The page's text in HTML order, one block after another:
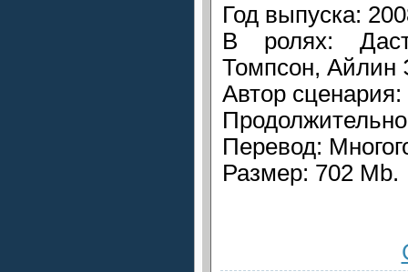
Год выпуска:
В ролях:
Томпсон, Айлин
Автор
Перевод:
Размер: 702 Mb.